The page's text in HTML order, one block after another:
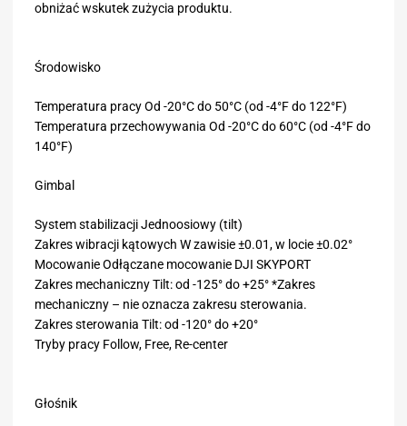
obniżać wskutek zużycia produktu.
Środowisko
Temperatura pracy Od -20°C do 50°C (od -4°F do 122°F)
Temperatura przechowywania Od -20°C do 60°C (od -4°F do
140°F)
Gimbal
System stabilizacji Jednoosiowy (tilt)
Zakres wibracji kątowych W zawisie ±0.01, w locie ±0.02°
Mocowanie Odłączane mocowanie DJI SKYPORT
Zakres mechaniczny Tilt: od -125° do +25° *Zakres
mechaniczny – nie oznacza zakresu sterowania.
Zakres sterowania Tilt: od -120° do +20°
Tryby pracy Follow, Free, Re-center
Głośnik